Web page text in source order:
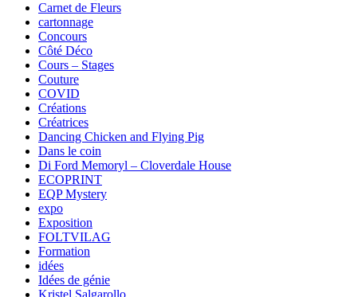
Carnet de Fleurs
cartonnage
Concours
Côté Déco
Cours – Stages
Couture
COVID
Créations
Créatrices
Dancing Chicken and Flying Pig
Dans le coin
Di Ford Memoryl – Cloverdale House
ECOPRINT
EQP Mystery
expo
Exposition
FOLTVILAG
Formation
idées
Idées de génie
Kristel Salgarollo